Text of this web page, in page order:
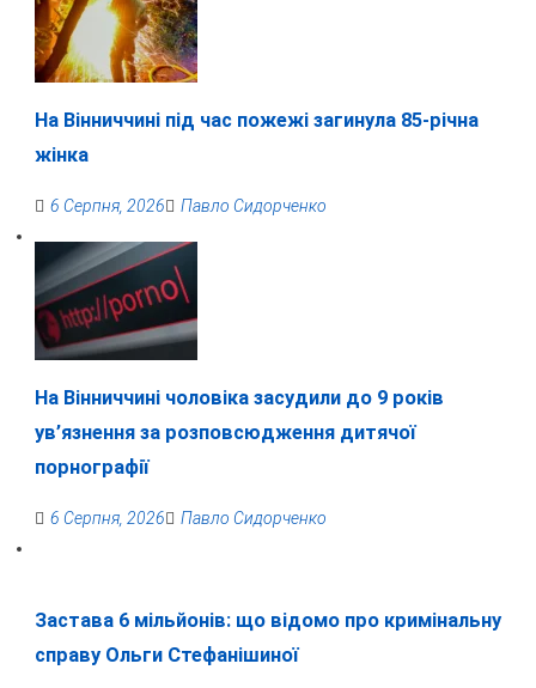
На Вінниччині під час пожежі загинула 85-річна
жінка
6 Серпня, 2026 Павло Сидорченко
На Вінниччині чоловіка засудили до 9 років
ув’язнення за розповсюдження дитячої
порнографії
6 Серпня, 2026 Павло Сидорченко
Застава 6 мільйонів: що відомо про кримінальну
справу Ольги Стефанішиної